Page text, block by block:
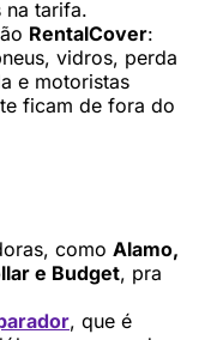
na tarifa.
RentalCover:
vidros, perda
e motoristas
ficam de fora do
como Alamo,
e Budget, pra
, que é